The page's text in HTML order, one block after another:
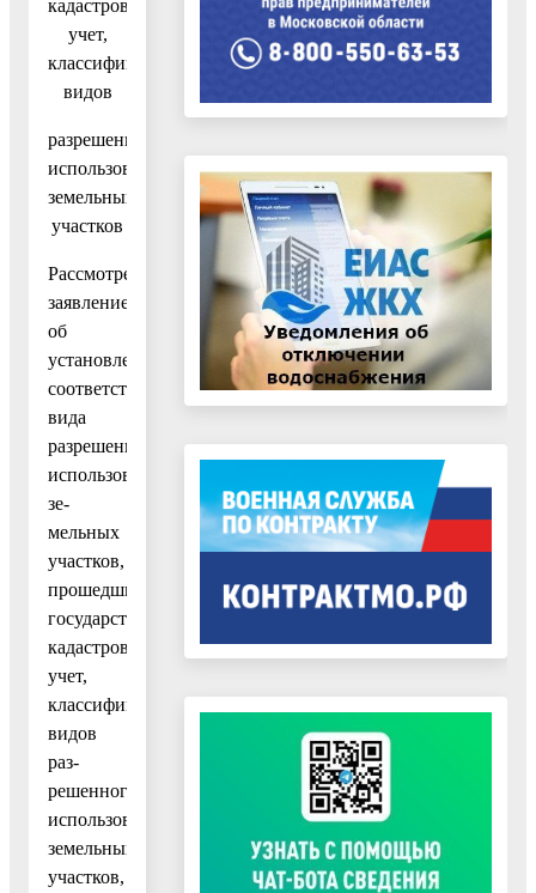
кадастровый
учет,
классификатору
видов
разрешенного
использования
земельных
участков
Рассмотрев
заявление
об
установлении
соответствия
вида
разрешенного
использования
зе-
мельных
участков,
прошедших
государственный
кадастровый
учет,
классификатору
видов
раз-
решенного
использования
земельных
участков,